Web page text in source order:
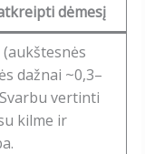
dėmesį
(aukštesnės
dažnai ~0,3–
vertinti
kilme ir